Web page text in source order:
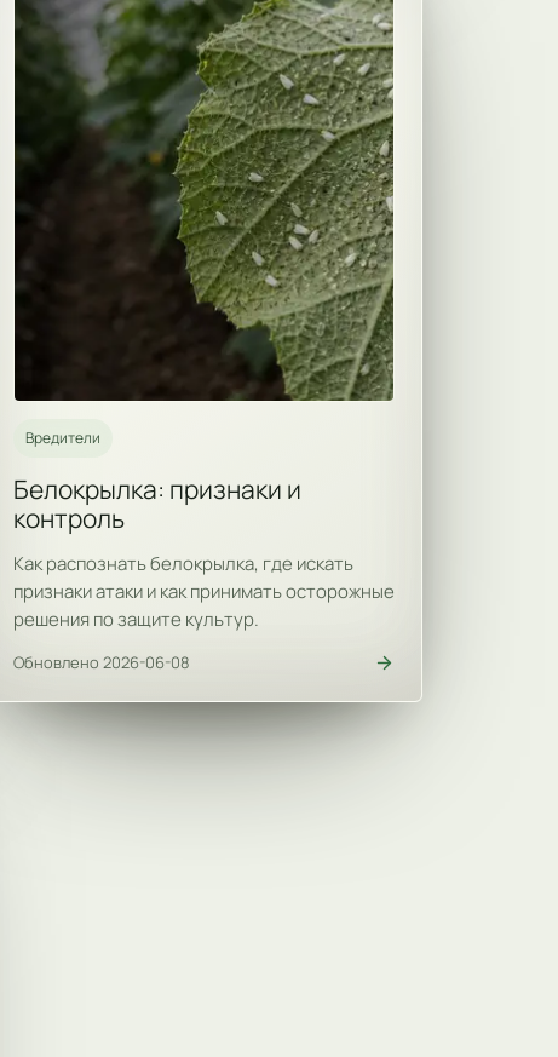
Вредители
Белокрылка: признаки и
контроль
Как распознать белокрылка, где искать
признаки атаки и как принимать осторожные
решения по защите культур.
Обновлено 2026-06-08